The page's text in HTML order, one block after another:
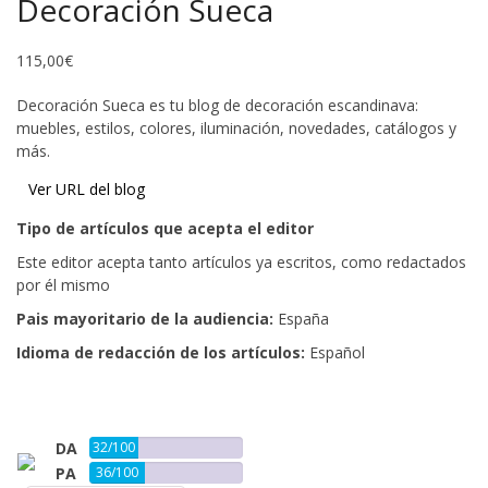
Decoración Sueca
115,00€
Decoración Sueca es tu blog de decoración escandinava:
muebles, estilos, colores, iluminación, novedades, catálogos y
más.
Ver URL del blog
Tipo de artículos que acepta el editor
Este editor acepta tanto artículos ya escritos, como redactados
por él mismo
Pais mayoritario de la audiencia: España
Idioma de redacción de los artículos: Español
DA 32/100
PA 36/100